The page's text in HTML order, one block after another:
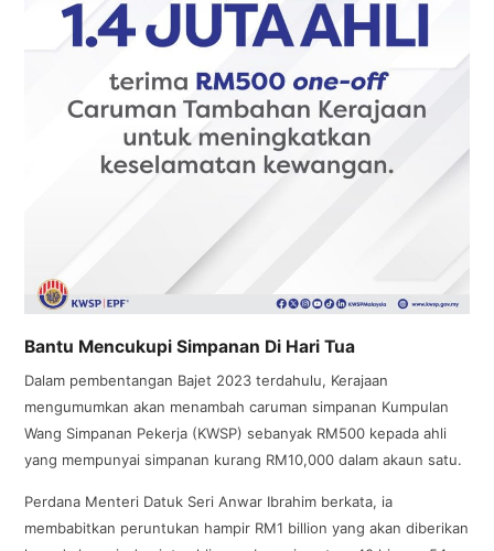
Bantu Mencukupi Simpanan Di Hari Tua
Dalam pembentangan Bajet 2023 terdahulu, Kerajaan
mengumumkan akan menambah caruman simpanan Kumpulan
Wang Simpanan Pekerja (KWSP) sebanyak RM500 kepada ahli
yang mempunyai simpanan kurang RM10,000 dalam akaun satu.
Perdana Menteri Datuk Seri Anwar Ibrahim berkata, ia
membabitkan peruntukan hampir RM1 billion yang akan diberikan